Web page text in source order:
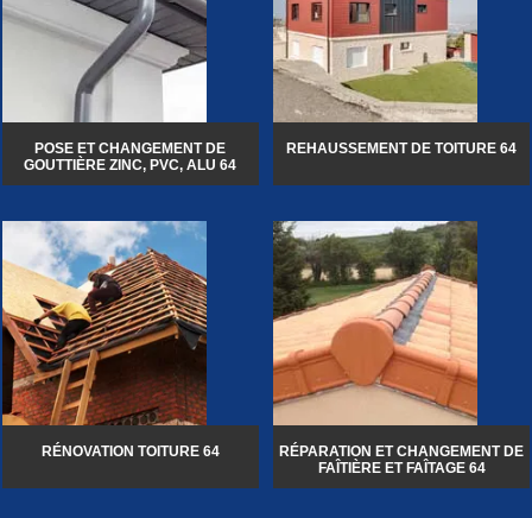
POSE ET CHANGEMENT DE
GOUTTIÈRE ZINC, PVC, ALU 64
REHAUSSEMENT DE TOITURE 64
RÉNOVATION TOITURE 64
RÉPARATION ET CHANGEMENT DE
FAÎTIÈRE ET FAÎTAGE 64